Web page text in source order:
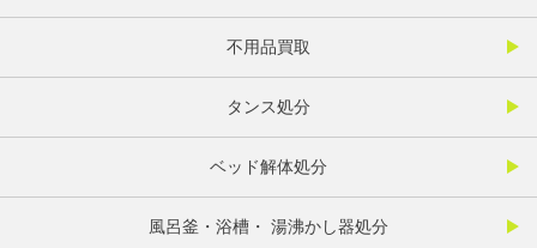
不用品買取
タンス処分
ベッド解体処分
風呂釜・浴槽・ 湯沸かし器処分